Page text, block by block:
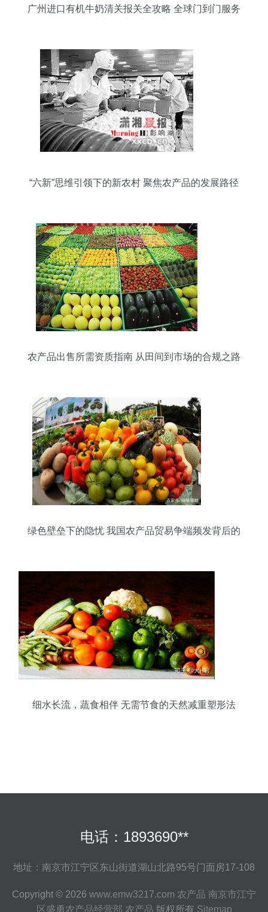
广州进口有机牛奶清关报关全攻略 全球门到门服务
“六新”思维引领下的新农村 聚焦农产品的发展路径
农产品出售所需资质指南 从田间到市场的合规之路
绿色壁垒下的隐忧 我国农产品贸易争端频发背后的
细水长流，蔬食相伴 无需节食的天然减重塑形法
电话：1893690**
地址：南京市江宁区东山街道湖山北路95号门面房17-108
Copyright © 2026 www.emw3217.com 农产品 南京市江宁
区盛勇农产品经营部 农产品 版权所有 Sitemap